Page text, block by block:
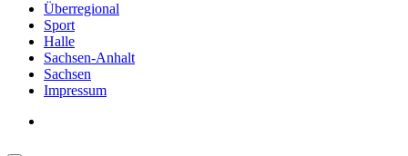
Überregional
Sport
Halle
Sachsen-Anhalt
Sachsen
Impressum